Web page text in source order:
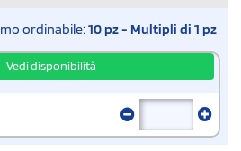
ordinabile:10 pz - Multipli di 1 pz
Vedi disponibilità